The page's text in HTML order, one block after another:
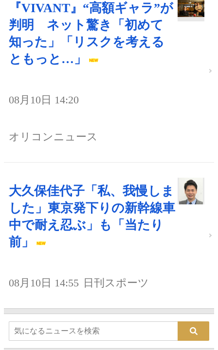
『VIVANT』“高額ギャラ”が
判明 ネット驚き「初めて
知った」「リスクを考える
ともっと…」
08月10日 14:20
オリコンニュース
大久保佳代子「私、我慢しま
した」東京発下りの新幹線車
中で耐え忍ぶ」も「当たり
前」
08月10日 14:55 日刊スポーツ